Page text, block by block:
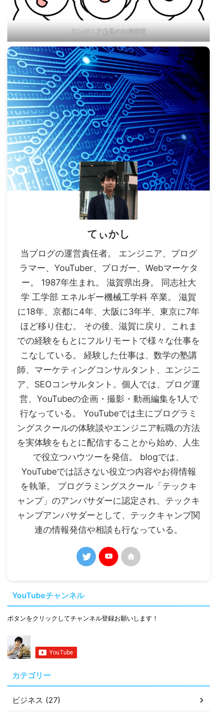
エンジニア必見のお得情報
てぃかし
当ブログの運営責任者。 エンジニア、プログ
ラマー、YouTuber、ブロガー、Webマーケタ
ー。 1987年生まれ。 滋賀県出身。 同志社大
学 工学部 エネルギー機械工学科 卒業。 滋賀
に18年、京都に4年、大阪に3年半、東京に7年
ほど移り住む。 その後、滋賀に戻り、これま
での経験をもとにフルリモートで様々な仕事を
こなしている。 経験した仕事は、数学の塾講
師、マーケティングコンサルタント、エンジニ
ア、SEOコンサルタント。個人では、ブログ運
営、YouTubeの企画・撮影・動画編集を1人で
行なっている。 YouTubeでは主にプログラミ
ングスクールの体験談やエンジニア転職の方法
を実体験をもとに配信することから始め、人生
で役立つハウツーを発信。 blogでは、
YouTubeでは話さない役立つ内容やお得情報
を執筆。 プログラミングスクール「テックキ
ャンプ」のアンバサダーに認定され、テックキ
ャンプアンバサダーとして、テックキャンプ関
連の情報発信や相談も行なっている。
YouTubeチャンネル
ボタンをクリックしてチャンネル登録お願いします！
カテゴリー
ビジネス (27)